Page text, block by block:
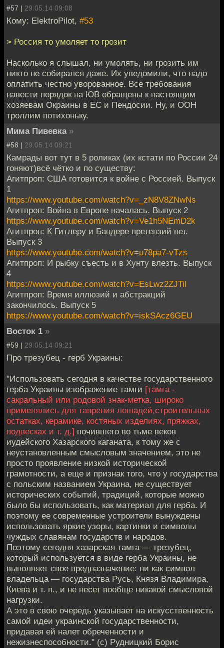
#57 | 29.05.14 09:08
Кому: ElektroPilot, #53
> Россия то умоляет то грозит
Насколько я слышал, ни умолять, ни грозить им
никто не собирался даже. Их уведомили, что надо
оплатить честно уворованное. Все требования
навести порядок на ЮВ обращены к настоящим
хозяевам Окраины в ЕС и Пендосии. Ну, и ООН
троллим потихоньку.
Мима Пивевка »
#58 | 29.05.14 09:21
Камрады вот тут в 5 роликах (их кстати по России 24
гоняют)всё чётко и по существу:
Агитпроп: США готовится к войне с Россией. Выпуск
1
https://www.youtube.com/watch?v=_zN8V8ZNwNs
Агитпроп: Война в Европе началась. Выпуск 2
https://www.youtube.com/watch?v=Ve1h5NEmD2k
Агитпроп: К Гитлеру и Бандере претензий нет.
Выпуск 3
https://www.youtube.com/watch?v=u78pa7-vTzs
Агитпроп: И рыбку съесть и в Хунту влезть. Выпуск
4
https://www.youtube.com/watch?v=EsLwz2ZJTiI
Агитпроп: Время иллюзий и абстракций
закончилось. Выпуск 5
https://www.youtube.com/watch?v=iskSAcz6GEU
Восток 1 »
#59 | 29.05.14 09:21
Про трезубец - герб Украины:
"Использовать сегодня в качестве государственного
герба Украины изображение тамги [тамга -
сакральный или родовой знак-метка, широко
применялись для таврения лошадей,строительных
остатках, керамике, костяных изделиях, пряжках,
подвесках и т. д.] почившего во тьме веков
иудейского Хазарского каганата, к тому же с
неустановленным смысловым значением, это не
просто проявление низкой исторической
грамотности, а еще и признак того, что у государства
с польским названием Украина, не существует
исторических событий, традиций, которые можно
было бы использовать, как материал для герба. И
поэтому ее современные устроители вынуждены
использовать яркие узоры, картинки и символы
чуждых славянам государств и народов.
Поэтому сегодня хазарская тамга — трезубец,
который используется в виде герба Украины, не
выполняет свое предназначение: ни как символ
владельца — государства Русь, Князя Владимира,
Киева и т. п., и не несет вообще никакой смысловой
нагрузки.
А это в свою очередь указывает на искусственность
самой идеи украинской государственности,
придавая ей налет обреченности и
нежизнеспособности." (с) Рудницкий Борис